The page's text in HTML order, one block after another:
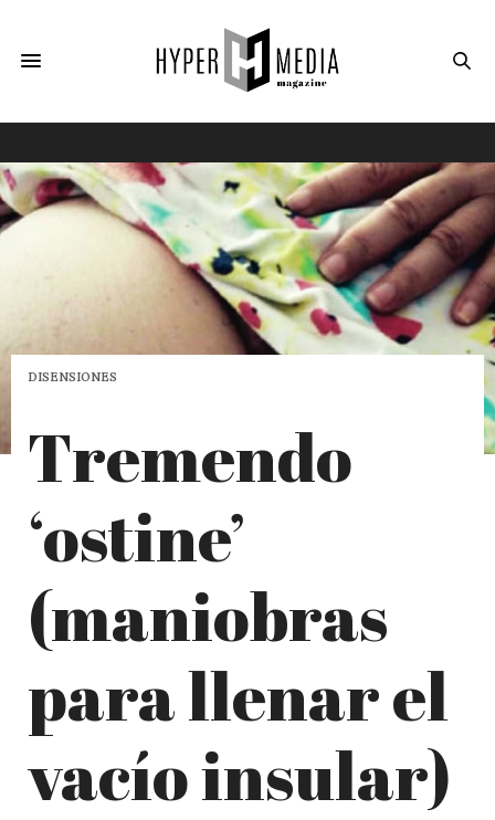
DISENSIONES
Tremendo
‘ostine’
(maniobras
para llenar el
vacío insular)